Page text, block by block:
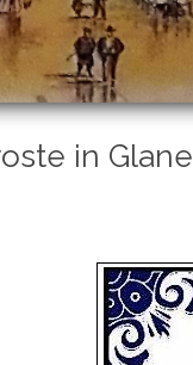
in